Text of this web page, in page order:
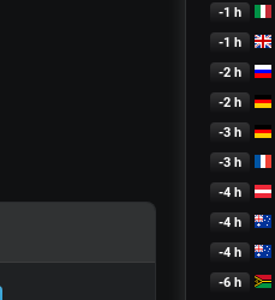
-1 h
-1 h
-2 h
-2 h
-3 h
-3 h
-4 h
-4 h
-4 h
-6 h